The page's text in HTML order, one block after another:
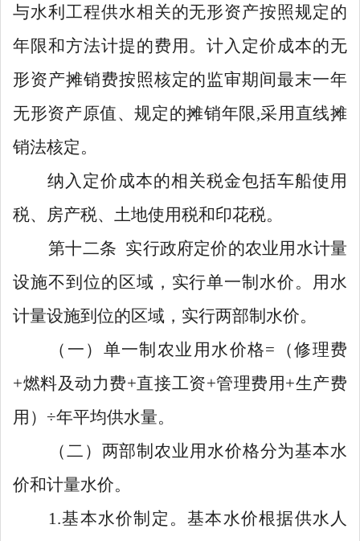
与水利工程供水相关的无形资产按照规定的
年限和方法计提的费用。计入定价成本的无
形资产摊销费按照核定的监审期间最末一年
无形资产原值、规定的摊销年限,采用直线摊
销法核定。
纳入定价成本的相关税金包括车船使用
税、房产税、土地使用税和印花税。
第十二条 实行政府定价的农业用水计量
设施不到位的区域，实行单一制水价。用水
计量设施到位的区域，实行两部制水价。
（一） 单一制 农业用水价格=（修理费
+燃料及动力费+直接工资+管理费用+生产费
用）÷年平均供水量。
（二） 两部制农业用 水价格分为基本水
价和计量水价。
1.基本水价制定。基本水价根据供水人